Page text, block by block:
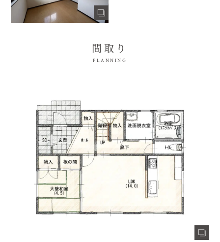
間取り
PLANNING